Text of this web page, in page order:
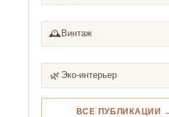
🕰️ Винтаж
🌿 Эко-интерьер
ВСЕ ПУБЛИКАЦИИ